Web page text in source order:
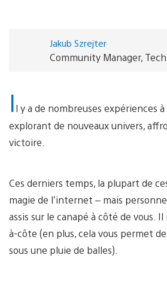
Jakub Szrejter
Community Manager,
Il y a de nombreuses expériences
explorant de nouveaux univers,
victoire.
Ces derniers temps, la plupart de
magie de l’internet – mais
assis sur le canapé à côté de vous.
à-côte (en plus, cela vous permet
sous une pluie de balles).